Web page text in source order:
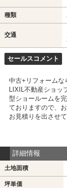
種類
交通
セールスコメント
中古+リフォームな
LIXIL不動産ショ
型ショールームを
ておりますので、
お見積りを出させ
詳細情報
土地面積
坪単価